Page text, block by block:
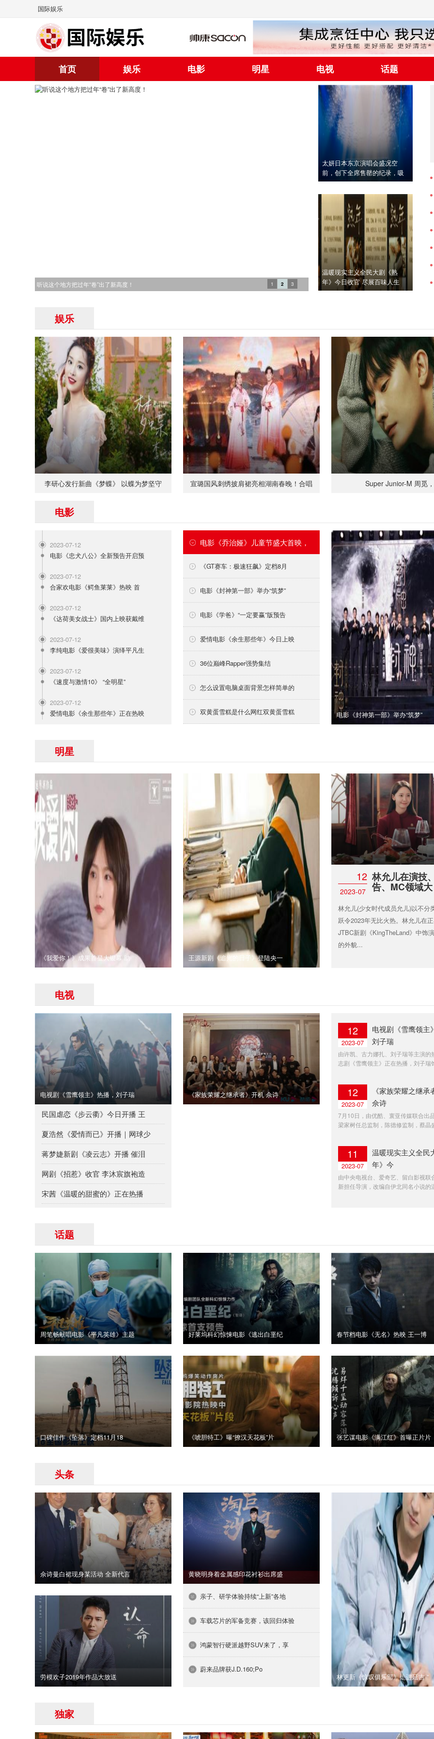
国际娱乐
首页 娱乐 电影 明星 电视 话题
今年跨年曝光最多魔术师 只要你敢说 他就能变出来 1 2 3
太妍日本东京演唱会盛况空
前，创下全席售罄的纪录，吸
温暖现实主义全民大剧《熟
年》今日收官 尽展百味人生
娱乐
李研心发行新曲《梦蝶》 以蝶为梦坚守 宣璐国风刺绣披肩裙亮相湖南春晚！合唱 Super Junior-M 周觅，
电影
2023-07-12
电影《忠犬八公》全新预告开启预
2023-07-12
合家欢电影《鳄鱼莱莱》热映 首
2023-07-12
《达荷美女战士》国内上映获戴维
2023-07-12
李纯电影《爱很美味》演绎平凡生
2023-07-12
《速度与激情10》 “全明星”
2023-07-12
爱情电影《余生那些年》正在热映
电影《乔治娅》儿童节盛大首映，
《GT赛车：极速狂飙》定档8月
电影《封神第一部》举办“筑梦”
电影《学爸》“一定要赢”版预告
爱情电影《余生那些年》今日上映
36位巅峰Rapper强势集结
怎么设置电脑桌面背景怎样简单的
双黄蛋雪糕是什么网红双黄蛋雪糕 电影《封神第一部》举办“筑梦”
明星
《我爱你！》成果首登大银幕 助 王源新剧《追光的日子》登陆央一
12
2023-07
林允儿在演技
告、MC领域大
林允儿(少女时代成员允儿)以不分
跃令2023年无比火热。林允儿在
JTBC新剧《KingTheLand》中饰
的外貌...
电视
电视剧《雪鹰领主》热播，刘子瑞
民国虐恋《步云衢》今日开播 王
夏浩然《爱情而已》开播｜网球少
蒋梦婕新剧《凌云志》开播 催泪
网剧《招惹》收官 李沐宸旗袍造
宋茜《温暖的甜蜜的》正在热播
《家族荣耀之继承者》开机 佘诗
12
2023-07
电视剧《雪鹰领主
刘子瑞
由许凯、古力娜扎、刘子瑞等主演的
志剧《雪鹰领主》正在热播，刘子瑞
12
2023-07
《家族荣耀之继承
佘诗
7月10日，由优酷、寰亚传媒联合出
梁家树任总监制，陈德修监制，蔡晶
11
2023-07
温暖现实主义全民
年》今
由中央电视台、爱奇艺、留白影视联
新担任导演，改编自伊北同名小说的
话题
周笔畅献唱电影《平凡英雄》主题
口碑佳作《坠落》定档11月18
好莱坞科幻惊悚电影《逃出白垩纪
《唬胆特工》曝“撩汉天花板”片
春节档电影《无名》热映 王一博
张艺谋电影《满江红》首曝正片片
头条
佘诗曼白裙现身某活动 全新代言
劳模欢子2019年作品大放送
黄晓明身着金属感印花衬衫出席盛
亲子、研学体验持续“上新”各地
车载芯片的军备竞赛，该回归体验
鸿蒙智行硬派越野SUV来了，享
蔚来品牌获J.D.160;Po
林更新《惊叹俱乐部》走进延吉 ”
独家